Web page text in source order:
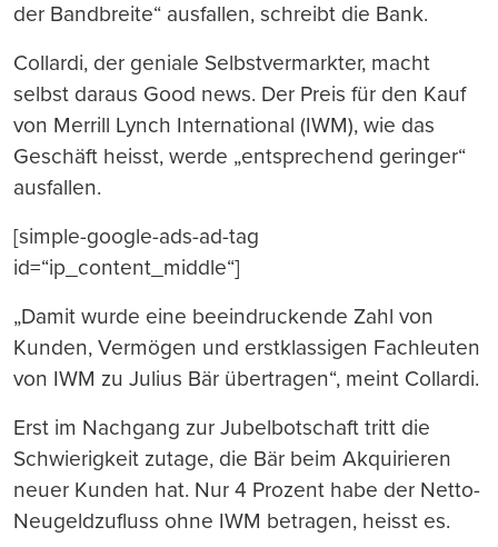
der Bandbreite“ ausfallen, schreibt die Bank.
Collardi, der geniale Selbstvermarkter, macht
selbst daraus Good news. Der Preis für den Kauf
von Merrill Lynch International (IWM), wie das
Geschäft heisst, werde „entsprechend geringer“
ausfallen.
[simple-google-ads-ad-tag
id=“ip_content_middle“]
„Damit wurde eine beeindruckende Zahl von
Kunden, Vermögen und erstklassigen Fachleuten
von IWM zu Julius Bär übertragen“, meint Collardi.
Erst im Nachgang zur Jubelbotschaft tritt die
Schwierigkeit zutage, die Bär beim Akquirieren
neuer Kunden hat. Nur 4 Prozent habe der Netto-
Neugeldzufluss ohne IWM betragen, heisst es.